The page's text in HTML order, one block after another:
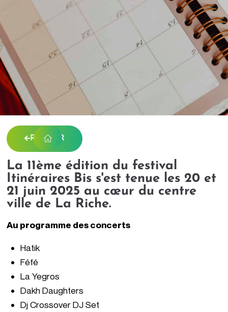
RETOUR
La 11ème édition du festival
Itinéraires Bis s'est tenue les 20 et
21 juin 2025 au cœur du centre
ville de La Riche.
Au programme des concerts
Hatik
Féfé
La Yegros
Dakh Daughters
Dj Crossover DJ Set